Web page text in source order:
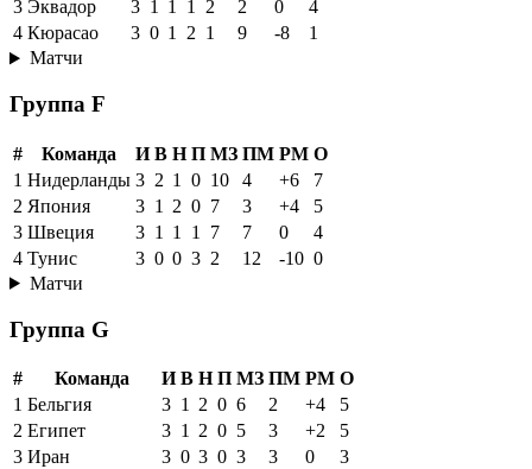
3 Эквадор 3 1 1 1 2 2 0
4
4 Кюрасао 3 0 1 2 1 9 -8
1
Матчи
Группа F
# Команда И В Н П МЗ ПМ РМ О
1 Нидерланды 3 2 1 0 10 4 +6
7
2 Япония 3 1 2 0 7 3 +4
5
3 Швеция 3 1 1 1 7 7 0
4
4 Тунис 3 0 0 3 2 12 -10 0
Матчи
Группа G
# Команда И В Н П МЗ ПМ РМ О
1 Бельгия 3 1 2 0 6 2 +4
5
2 Египет 3 1 2 0 5 3 +2
5
3 Иран 3 0 3 0 3 3 0
3